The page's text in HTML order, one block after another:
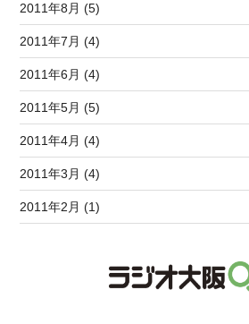
2011年8月 (5)
2011年7月 (4)
2011年6月 (4)
2011年5月 (5)
2011年4月 (4)
2011年3月 (4)
2011年2月 (1)